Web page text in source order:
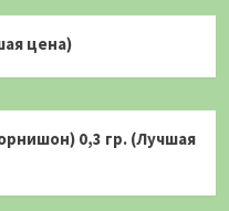
цена)
0,3 гр. (Лучшая